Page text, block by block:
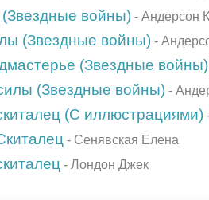
войны) - Андерсон
(Звездные войны) -
(Звездные войны)
(Звездные войны) -
(С иллюстрациями)
- Сенявская Елена
- Лондон Джек